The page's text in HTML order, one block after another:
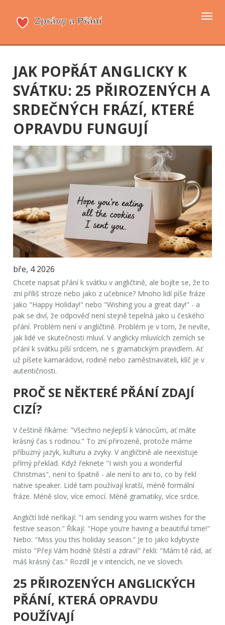
JAK POPŘÁT ANGLICKY K
SVÁTKU: 25 PŘIROZENÝCH A
SRDEČNÝCH FRÁZÍ, KTERÉ
OPRAVDU FUNGUJÍ
bře, 4 2026
Chcete napsat přání k svátku v angličtině, ale bojíte se, že to
zní příliš stroze nebo jako z učebnice? Mnoho lidí píše fráze
jako "Happy Holiday!" nebo "Wishing you a great day!" - a
pak se diví, že odpověď není stejně tepelná jako u českého
přání. Problém není v angličtině. Problém je v tom, že nevíte,
jak lidé ve skutečnosti mluví. V anglicky mluvících zemích se
přání k svátku píší srdcem, ne s gramatickým pravidlem. Ať
už píšete kamarádovi, rodině nebo zaměstnavateli, klíč je v
autentičnosti.
PROČ SE NĚKTERÉ PŘÁNÍ ZDAJÍ
CIZÍ?
V češtině říkáme: "Všechno nejlepší k Vánocům, ať máte
krásný čas s rodinou." To zní přirozeně, protože máme
příbuzný jazyk, kulturu a zvyky. V angličtině ale neexistuje
přímý překlad. Když řeknete "I wish you a wonderful
Christmas", není to špatně - ale není to ani to, co by řekl
native speaker. Lidé tam používají kratší, méně formální
fráze. Méně slov, více emocí. Méně gramatiky, více srdce.
Angličtí lidé neříkají: "I am sending you warm wishes for the
festive season." Říkají: "Hope you’re having a beautiful time!"
Nebo: "Miss you this holiday season." Je to jako kdybyste
místo "Přeji Vám hodně štěstí a zdraví" řekli: "Mám tě rád, ať
máš krásný čas." Rozdíl je v intencích, ne ve slovech.
25 PŘIROZENÝCH ANGLICKÝCH
PŘÁNÍ, KTERÁ OPRAVDU
POUŽÍVAJÍ